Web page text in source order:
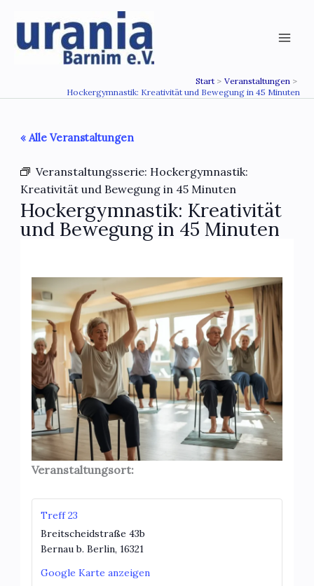
Inhalt
springen
Start
Veranstaltungen
Hockergymnastik: Kreativität und Bewegung in 45 Minuten
« Alle Veranstaltungen
Veranstaltungsserie: Hockergymnastik:
Kreativität und Bewegung in 45 Minuten
Hockergymnastik: Kreativität
und Bewegung in 45 Minuten
Veranstaltungsort:
Treff 23
Breitscheidstraße 43b
Bernau b. Berlin, 16321
Google Karte anzeigen